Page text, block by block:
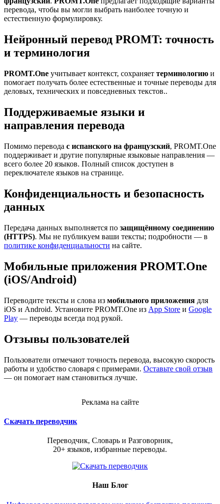
перевода, чтобы вы могли выбрать наиболее точную и
естественную формулировку.
Нейронный перевод PROMT: точность
и терминология
PROMT.One учитывает контекст, сохраняет терминологию и
помогает получать более естественные и точные переводы для
деловых, технических и повседневных текстов..
Поддерживаемые языки и
направления перевода
Помимо перевода с испанского на французский, PROMT.One
поддерживает и другие популярные языковые направления —
всего более 20 языков. Полный список доступен в
переключателе языков на странице.
Конфиденциальность и безопасность
данных
Передача данных выполняется по защищённому соединению
(HTTPS). Мы не публикуем ваши тексты; подробности — в
политике конфиденциальности на сайте.
Мобильные приложения PROMT.One
(iOS/Android)
Переводите тексты и слова из мобильного приложения для
iOS и Android. Установите PROMT.One из App Store и Google
Play — переводы всегда под рукой.
Отзывы пользователей
Пользователи отмечают точность перевода, высокую скорость
работы и удобство словаря с примерами. Оставьте свой отзыв
— он помогает нам становиться лучше.